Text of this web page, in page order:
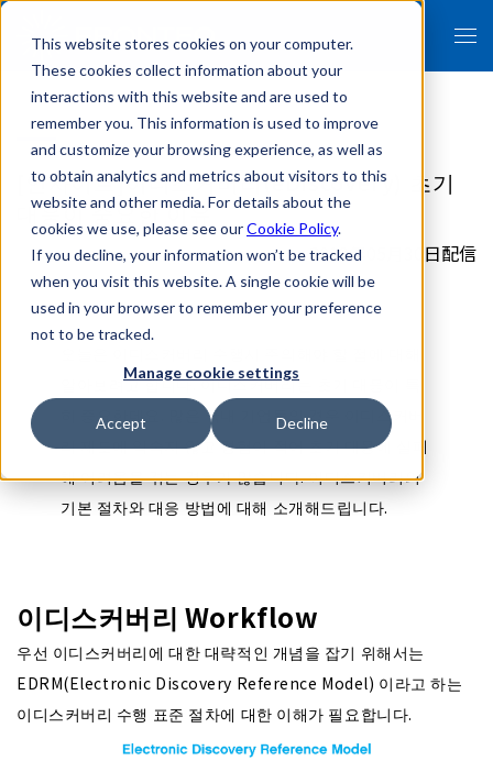
This website stores cookies on your computer.
These cookies collect information about your
interactions with this website and are used to
remember you. This information is used to improve
and customize your browsing experience, as well as
to obtain analytics and metrics about visitors to this
website and other media. For details about the
cookies we use, please see ourCookie Policy.
If you decline, your information won’t be tracked
when you visit this website. A single cookie will be
used in your browser to remember your preference
not to be tracked.
Manage cookie settings
Accept Decline
[인사이트]이디스커버리(eDiscovery) 초기
대응이 중요한 이유
2019年05月30日配信
알아보려고 합니다. 이디스커버리는 초기 대응이 특
히 중요한데요. 많은 국내 기업들의 경우 이디스커버
리 제도에 익숙지 않고 경험이 적어 초기 대응에 실패
해 어려움을 겪는 경우가 많습니다. 이디스커버리의
기본 절차와 대응 방법에 대해 소개해드립니다.
이디스커버리 Workflow
우선 이디스커버리에 대한 대략적인 개념을 잡기 위해서는
EDRM(Electronic Discovery Reference Model) 이라고 하는
이디스커버리 수행 표준 절차에 대한 이해가 필요합니다.